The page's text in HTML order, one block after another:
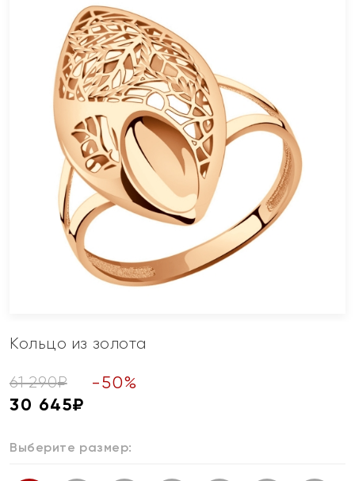
Кольцо из золота
61 290₽ -50%
30 645₽
Выберите размер: